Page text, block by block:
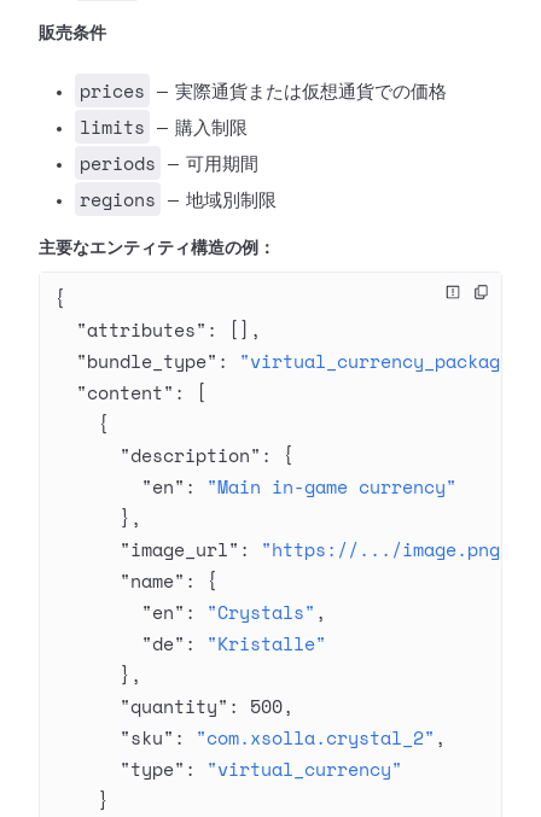
販売条件
prices — 実際通貨または仮想通貨での価格
limits — 購入制限
periods — 可用期間
regions — 地域別制限
主要なエンティティ構造の例：
{
  "attributes"
: [],
  "bundle_type"
: "virtual_currency_package"
  "content"
: [
    {
      "description"
: {
        "en"
: "Main in-game currency"
      },
      "image_url"
: "https://.../image.png"
      "name"
: {
        "en"
: "Crystals" ,
        "de"
: "Kristalle"
      },
      "quantity"
: 500,
      "sku"
: "com.xsolla.crystal_2" ,
      "type"
: "virtual_currency"
    }